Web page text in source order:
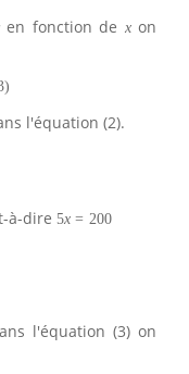
en fonction de xon
)
l'équation (2).
à-dire 5x = 200
l'équation (3) on